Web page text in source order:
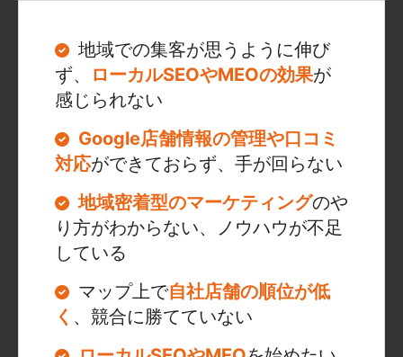
地域での集客が思うように伸び
ず、
ローカルSEOやMEOの効果が
感じられない
Google店舗情報の管理や口コミ
対応ができておらず、手が回らない
地域密着型のマーケティングのや
り方がわからない、ノウハウが不足
している
マップ上で自社店舗の順位が低
く 、競合に勝てていない